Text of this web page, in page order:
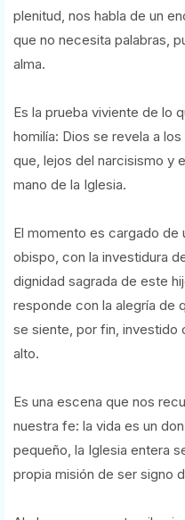
plenitud, nos habla de un
que no necesita palabras,
alma.
Es la prueba viviente de lo
homilía: Dios se revela a
que, lejos del narcisismo y
mano de la Iglesia.
El momento es cargado de
obispo, con la investidura
dignidad sagrada de este
responde con la alegría de
se siente, por fin, investido
alto.
Es una escena que nos
nuestra fe: la vida es un
pequeño, la Iglesia entera
propia misión de ser signo